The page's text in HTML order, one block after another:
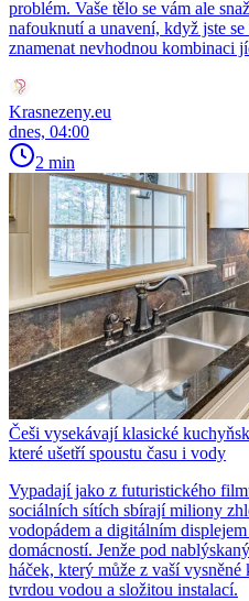
problém. Vaše tělo se vám ale
nafouknutí a unavení, když jste
znamenat nevhodnou kombinaci
Krasnezeny.eu
dnes, 04:00
2 min
Češi vysekávají klasické
které ušetří spoustu času i vody
Vypadají jako z futuristického
sociálních sítích sbírají miliony
vodopádem a digitálním
domácností. Jenže pod
háček, který může z vaší
tvrdou vodou a složitou instalací.